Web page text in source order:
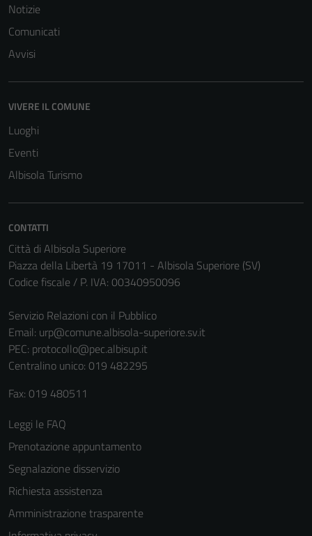
Notizie
Comunicati
Avvisi
VIVERE IL COMUNE
Luoghi
Eventi
Albisola Turismo
CONTATTI
Città di Albisola Superiore
Piazza della Libertà 19 17011 - Albisola Superiore (SV)
Codice fiscale / P. IVA: 00340950096
Servizio Relazioni con il Pubblico
Email: urp@comune.albisola-superiore.sv.it
PEC: protocollo@pec.albisup.it
Centralino unico: 019 482295
Fax: 019 480511
Leggi le FAQ
Prenotazione appuntamento
Segnalazione disservizio
Richiesta assistenza
Amministrazione trasparente
Questi cookie
personali.